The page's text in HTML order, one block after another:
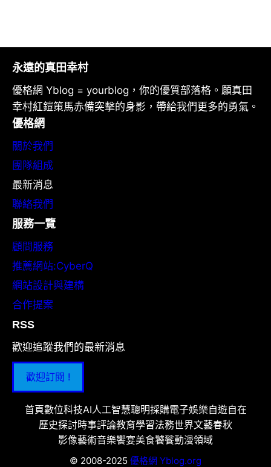
永遠的真田幸村
優格網 Yblog = yourblog，你的優質部落格。願真田
幸村紅鎧策馬赤備突擊的身影，帶給我們更多的勇氣。
優格網
關於我們
團隊組成
最新消息
聯絡我們
服務一覽
顧問服務
推薦網站:CyberQ
網站設計與建構
合作提案
RSS
歡迎追蹤我們的最新消息
歡迎訂閱 !
首頁數位科技AI人工智慧聰明採購電子娛樂自遊自在
歷史探討時事評論教育學習法務世界文藝春秋
影像藝術音樂饗宴美食饕餮動漫領域
© 2008-2025 優格網 Yblog.org